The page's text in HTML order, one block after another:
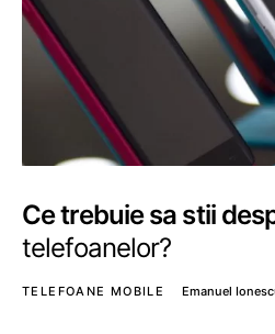
Ce trebuie sa stii
telefoanelor?
TELEFOANE MOBILE Emanuel